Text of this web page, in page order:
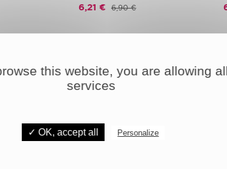
6,21 € 6,90 €
this website, you are allowing
services
✓ OK, accept all Personalize